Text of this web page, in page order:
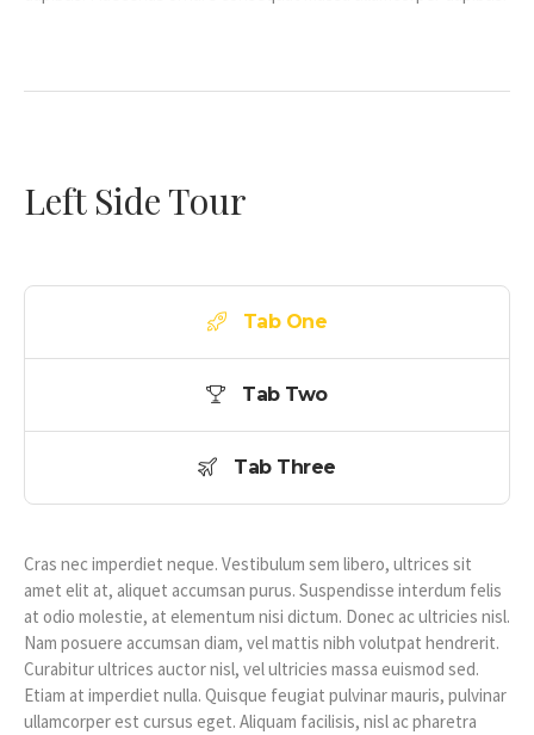
Left Side Tour
Tab One
Tab Two
Tab Three
Cras nec imperdiet neque. Vestibulum sem libero, ultrices sit
amet elit at, aliquet accumsan purus. Suspendisse interdum felis
at odio molestie, at elementum nisi dictum. Donec ac ultricies nisl.
Nam posuere accumsan diam, vel mattis nibh volutpat hendrerit.
Curabitur ultrices auctor nisl, vel ultricies massa euismod sed.
Etiam at imperdiet nulla. Quisque feugiat pulvinar mauris, pulvinar
ullamcorper est cursus eget. Aliquam facilisis, nisl ac pharetra